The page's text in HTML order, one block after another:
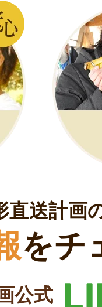
直送計画
をチ
公式